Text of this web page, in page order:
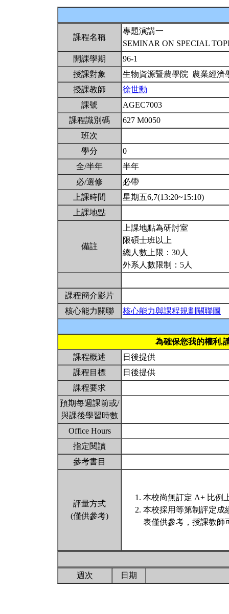
課程名稱
專題演講一
SEMINAR ON SPECIAL
開課學期
96-1
授課對象
生物資源暨農學院 農業經
授課教師
徐世勳
課號
AGEC7003
課程識別碼
627 M0050
班次
學分
0
全/半年
半年
必/選修
必帶
上課時間
星期五6,7(13:20~15:10)
上課地點
備註
上課地點為研討室
限碩士班以上
總人數上限：30人
外系人數限制：5人
課程簡介影片
核心能力關聯
核心能力與課程規劃關聯圖
為確保您我的權利,
課程概述
日後提供
課程目標
日後提供
課程要求
預期每週課前或/
與課後學習時數
Office Hours
指定閱讀
參考書目
評量方式
(僅供參考)
本校尚無訂定 A+ 比例
本校採用等第制評定成
表僅供參考，授課教師
週次 日期